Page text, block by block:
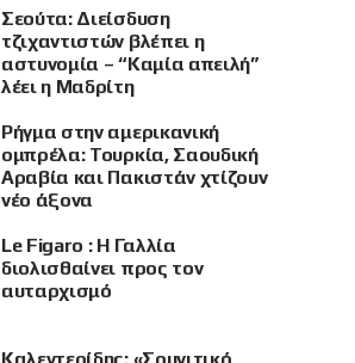
Σεούτα: Διείσδυση
τζιχαντιστών βλέπει η
αστυνομία – “Καμία απειλή”
λέει η Μαδρίτη
Ρήγμα στην αμερικανική
ομπρέλα: Τουρκία, Σαουδική
Αραβία και Πακιστάν χτίζουν
νέο άξονα
Le Figaro : Η Γαλλία
διολισθαίνει προς τον
αυταρχισμό